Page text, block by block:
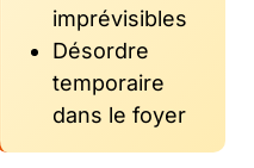
imprévisibles
Désordre
temporaire
dans le foyer